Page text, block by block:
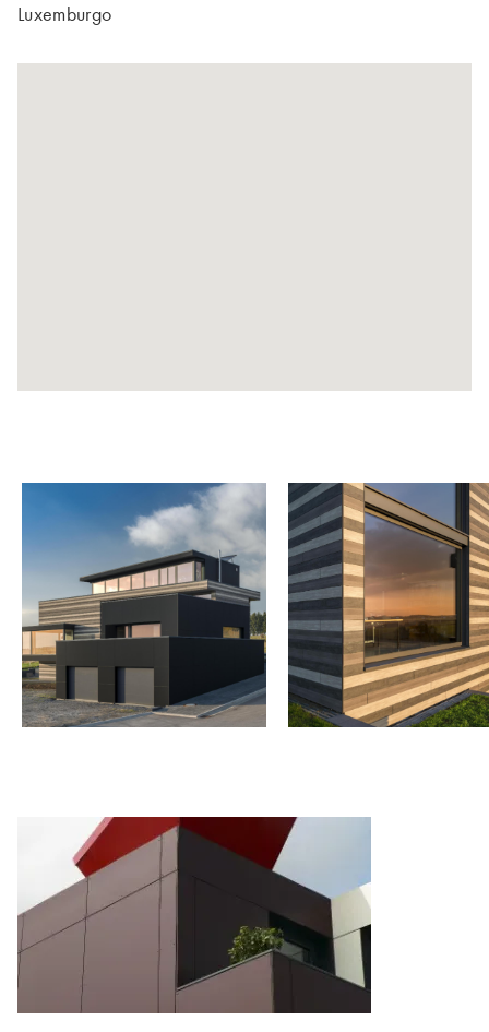
Luxemburgo